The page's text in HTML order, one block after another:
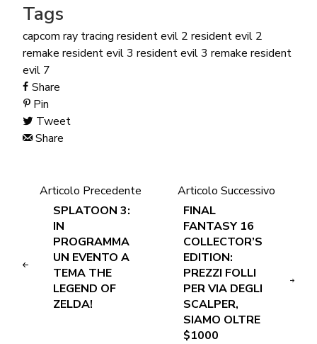
Tags
capcom ray tracing resident evil 2 resident evil 2
remake resident evil 3 resident evil 3 remake resident
evil 7
Share
Pin
Tweet
Share
Articolo Precedente
SPLATOON 3:
IN
PROGRAMMA
UN EVENTO A
TEMA THE
LEGEND OF
ZELDA!
Articolo Successivo
FINAL
FANTASY 16
COLLECTOR’S
EDITION:
PREZZI FOLLI
PER VIA DEGLI
SCALPER,
SIAMO OLTRE
$1000